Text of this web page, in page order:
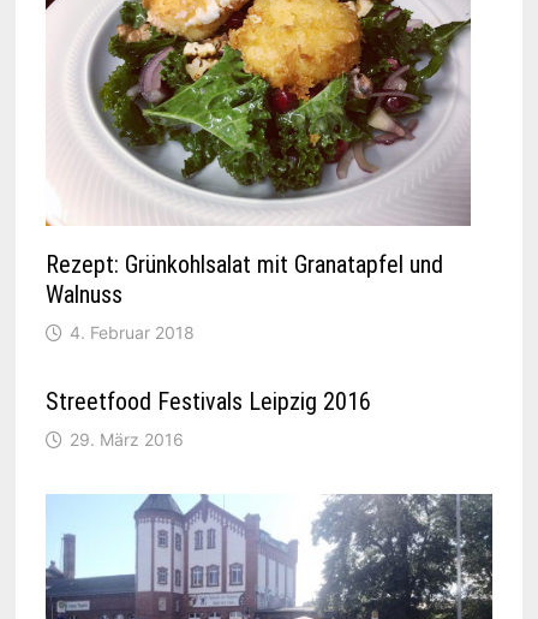
Rezept: Grünkohlsalat mit Granatapfel und
Walnuss
4. Februar 2018
Streetfood Festivals Leipzig 2016
29. März 2016